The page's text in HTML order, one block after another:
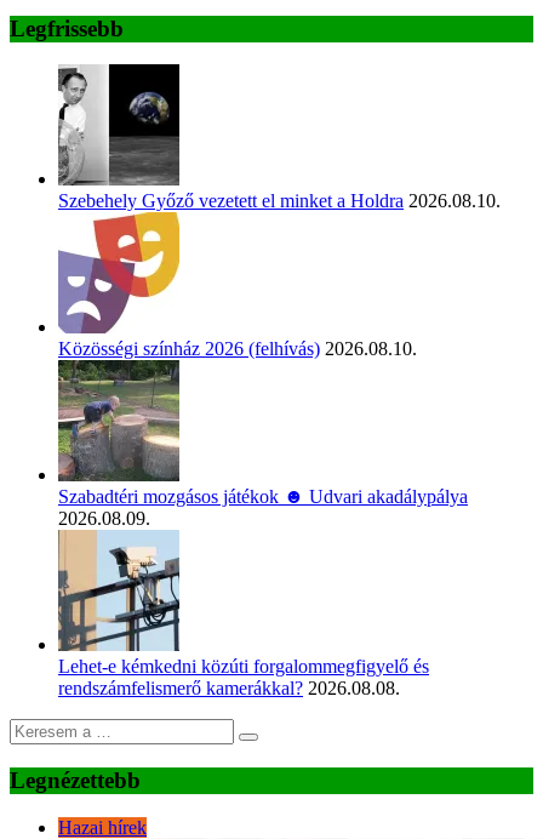
Legfrissebb
Szebehely Győző vezetett el minket a Holdra 2026.08.10.
Közösségi színház 2026 (felhívás) 2026.08.10.
Szabadtéri mozgásos játékok ☻ Udvari akadálypálya
2026.08.09.
Lehet-e kémkedni közúti forgalommegfigyelő és
rendszámfelismerő kamerákkal? 2026.08.08.
Legnézettebb
Hazai hírek